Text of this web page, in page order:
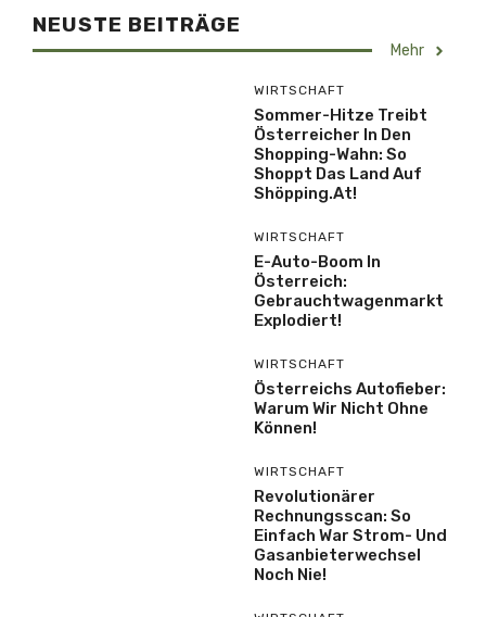
NEUSTE BEITRÄGE
Mehr
WIRTSCHAFT
Sommer-Hitze Treibt
Österreicher In Den
Shopping-Wahn: So
Shoppt Das Land Auf
Shöpping.at!
WIRTSCHAFT
E-Auto-Boom In
Österreich:
Gebrauchtwagenmarkt
Explodiert!
WIRTSCHAFT
Österreichs Autofieber:
Warum Wir Nicht Ohne
Können!
WIRTSCHAFT
Revolutionärer
Rechnungsscan: So
Einfach War Strom- Und
Gasanbieterwechsel
Noch Nie!